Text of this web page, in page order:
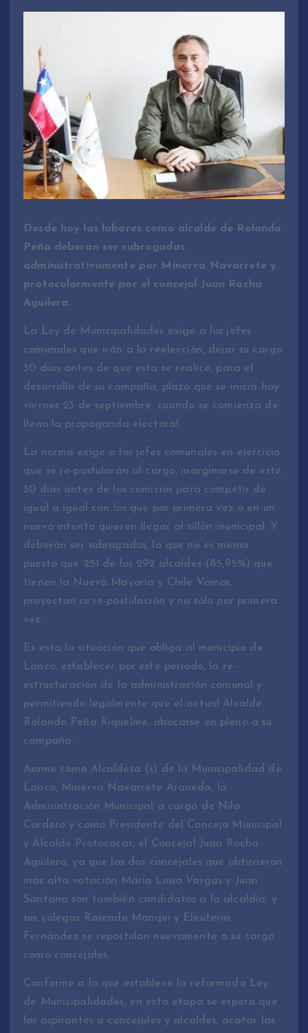
Desde hoy las labores como alcalde de Rolando
Peña deberán ser subrogadas
administrativamente por Minerva Navarrete y
protocolarmente por el concejal Juan Rocha
Aguilera.
La Ley de Municipalidades exige a los jefes
comunales que irán a la reelección, dejar su cargo
30 días antes de que esta se realice, para el
desarrollo de su campaña, plazo que se inicia hoy
viernes 23 de septiembre, cuando se comienza de
lleno la propaganda electoral.
La norma exige a los jefes comunales en ejercicio
que se re-postularán al cargo, marginarse de este,
30 días antes de los comicios para competir de
igual a igual con los que por primera vez o en un
nuevo intento quieren llegar al sillón municipal. Y
deberán ser subrogados, lo que no es menor
puesto que 251 de los 292 alcaldes (85,95%) que
tienen la Nueva Mayoría y Chile Vamos,
proyectan su re-postulación y no sólo por primera
vez.
Es esta la situación que obliga al municipio de
Lanco, establecer por este periodo, la re-
estructuración de la administración comunal y
permitiendo legalmente que el actual Alcalde
Rolando Peña Riquelme, abocarse en pleno a su
campaña.
Asume como Alcaldesa (s) de la Municipalidad de
Lanco, Minerva Navarrete Araneda, la
Administración Municipal a cargo de Nilo
Cordero y como Presidente del Concejo Municipal
y Alcalde Protococar, el Concejal Juan Rocha
Aguilera, ya que los dos concejales que obtuvieron
más alta votación María Luisa Vargas y Juan
Santana son también candidatos a la alcaldía; y
sus colegas Rosendo Manqui y Eleuterio
Fernández se repostulan nuevamente a su cargo
como concejales.
Conforme a lo que establece la reformada Ley
de Municipalidades, en esta etapa se espera que
los aspirantes a concejales y alcaldes, acatar las